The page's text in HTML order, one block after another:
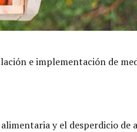
e implementación de
y el desperdicio